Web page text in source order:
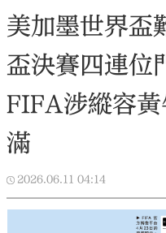
美加墨世界
盃決賽四連位
FIFA涉縱容
滿
2026.06.11 04:14